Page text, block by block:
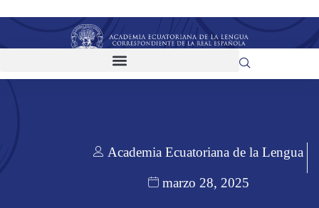
Academia Ecuatoriana de la Lengua
marzo 28, 2025